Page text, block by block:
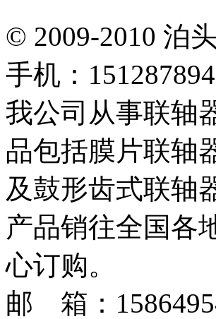
© 2009-2010 泊
手机：
我公司从事联轴
品包括膜片联轴
及鼓形齿式联轴
产品销往全国各
心订购。
邮 箱：